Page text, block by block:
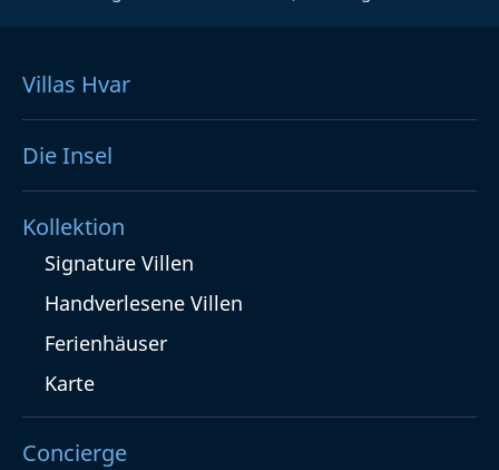
Villas Hvar
Die Insel
Kollektion
Signature Villen
Handverlesene Villen
Ferienhäuser
Karte
Concierge